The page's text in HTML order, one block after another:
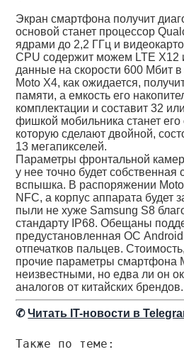
Экран смартфона получит
основой станет процессор
ядрами до 2,2 ГГц и
CPU содержит можем LTE X12
данные на скорости 600 Мбит
Moto X4, как ожидается,
памяти, а емкость его
комплектации и составит 32
фишкой мобильника станет
которую сделают двойной,
13 мегапикселей.
Параметры фронтальной
у нее точно будет собственная
вспышка. В распоряжении
NFC, а корпус аппарата будет
пыли не хуже Samsung S8
стандарту IP68. Обещаны
предустановленная ОС
отпечатков пальцев.
прочие параметры смартфона
неизвестными, но едва ли он
аналогов от китайских брендов.
✆Читать IT-новости в
Также по теме: